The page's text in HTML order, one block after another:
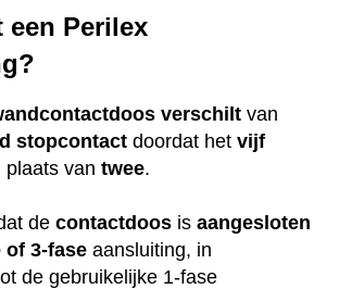
een Perilex
verschilt van
stopcontact doordat het vijf
plaats van twee.
de contactdoos is aangesloten
of 3-fase aansluiting, in
de gebruikelijke 1-fase